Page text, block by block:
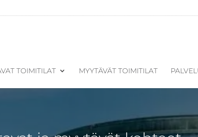
TOIMITILAT MYYTÄVÄT TOIMITILAT